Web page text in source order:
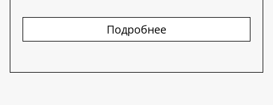
Подробнее